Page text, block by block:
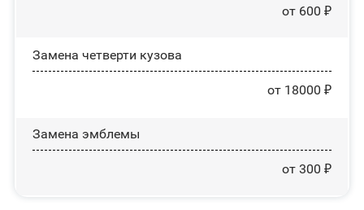
от 600 ₽
Замена четверти кузова
от 18000 ₽
Замена эмблемы
от 300 ₽